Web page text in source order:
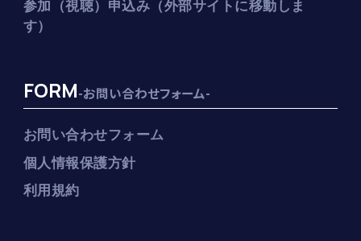
参加（視聴）申込み（外部サイトに移動しま
す）
FORM-お問い合わせフォーム-
お問い合わせフォーム
個人情報保護方針
利用規約